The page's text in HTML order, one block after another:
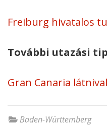
Freiburg hivatalos
További utazási
Gran Canaria
Baden-Württemberg